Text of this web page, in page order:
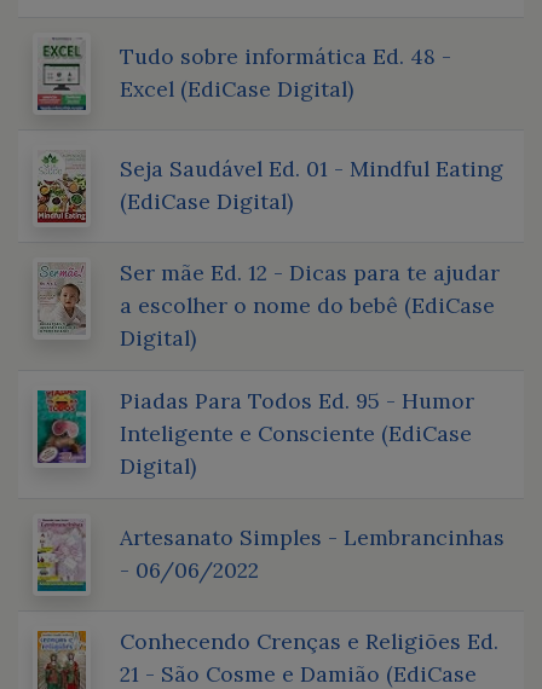
Tudo sobre informática Ed. 48 -
Excel (EdiCase Digital)
Seja Saudável Ed. 01 - Mindful Eating
(EdiCase Digital)
Ser mãe Ed. 12 - Dicas para te ajudar
a escolher o nome do bebê (EdiCase
Digital)
Piadas Para Todos Ed. 95 - Humor
Inteligente e Consciente (EdiCase
Digital)
Artesanato Simples - Lembrancinhas
- 06/06/2022
Conhecendo Crenças e Religiões Ed.
21 - São Cosme e Damião (EdiCase